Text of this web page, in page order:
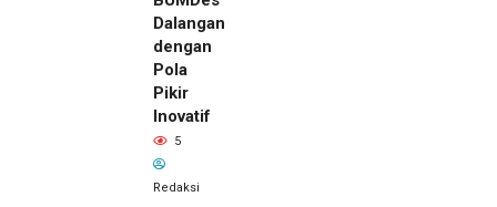
Dalangan
dengan
Pola
Pikir
Inovatif
5
Redaksi
23 jam lalu
Pemilik
Royal
Phone